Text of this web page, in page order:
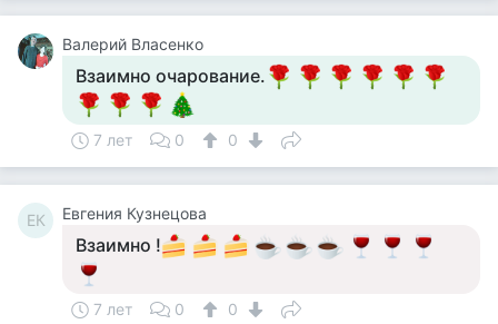
Валерий Власенко
Взаимно очарование.
7 лет 0 0
ЕК Евгения Кузнецова
Взаимно !
7 лет 0 0